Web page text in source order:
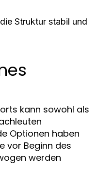
Struktur stabil und
kann sowohl als
Optionen haben
vor Beginn des
werden